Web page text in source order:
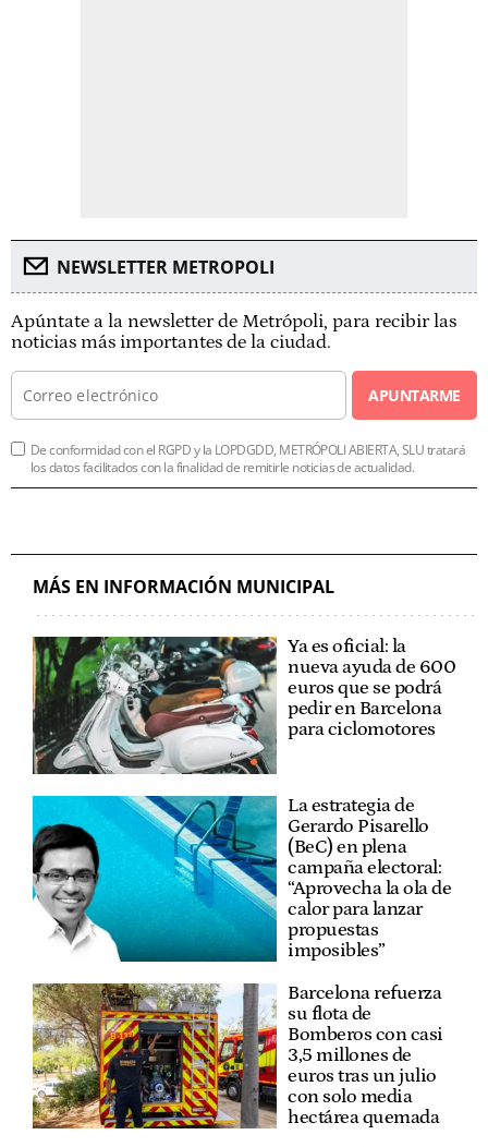
NEWSLETTER METROPOLI
Apúntate a la newsletter de Metrópoli, para recibir las
noticias más importantes de la ciudad.
APUNTARME
De conformidad con el RGPD y la LOPDGDD, METRÓPOLI ABIERTA, SLU tratará
los datos facilitados con la finalidad de remitirle noticias de actualidad.
MÁS EN INFORMACIÓN MUNICIPAL
Ya es oficial: la
nueva ayuda de 600
euros que se podrá
pedir en Barcelona
para ciclomotores
La estrategia de
Gerardo Pisarello
(BeC) en plena
campaña electoral:
“Aprovecha la ola de
calor para lanzar
propuestas
imposibles”
Barcelona refuerza
su flota de
Bomberos con casi
3,5 millones de
euros tras un julio
con solo media
hectárea quemada